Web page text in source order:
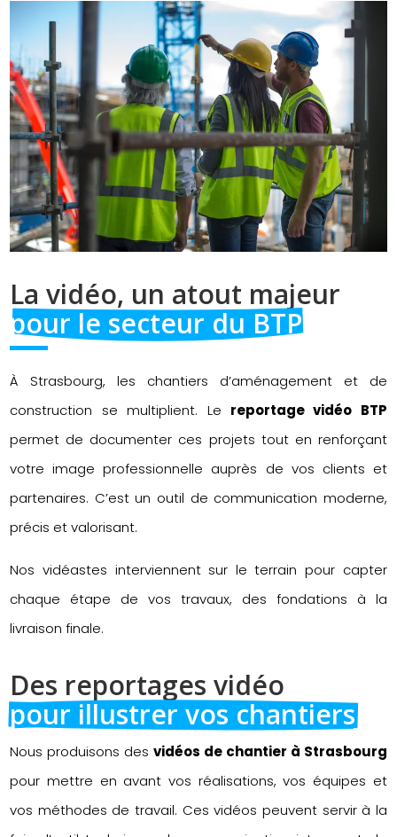
La vidéo, un atout majeur
pour le secteur du BTP
À Strasbourg, les chantiers d’aménagement et de
construction se multiplient. Le reportage vidéo BTP
permet de documenter ces projets tout en renforçant
votre image professionnelle auprès de vos clients et
partenaires. C’est un outil de communication moderne,
précis et valorisant.
Nos vidéastes interviennent sur le terrain pour capter
chaque étape de vos travaux, des fondations à la
livraison finale.
Des reportages vidéo
pour illustrer vos chantiers
Nous produisons desvidéos de chantier à Strasbourg
pour mettre en avant vos réalisations, vos équipes et
vos méthodes de travail. Ces vidéos peuvent servir à la